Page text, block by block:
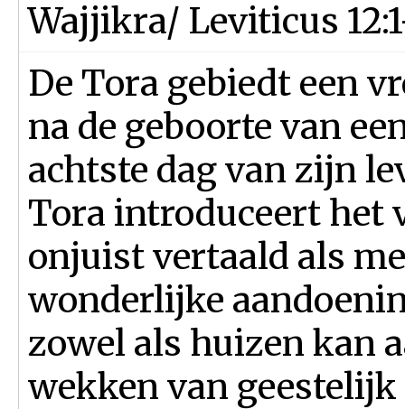
Wajjikra/ Leviticus
De Tora gebiedt een
na de geboorte van
achtste dag van zijn
Tora introduceert het
onjuist vertaald als
wonderlijke
zowel als huizen kan
wekken van geestelijk